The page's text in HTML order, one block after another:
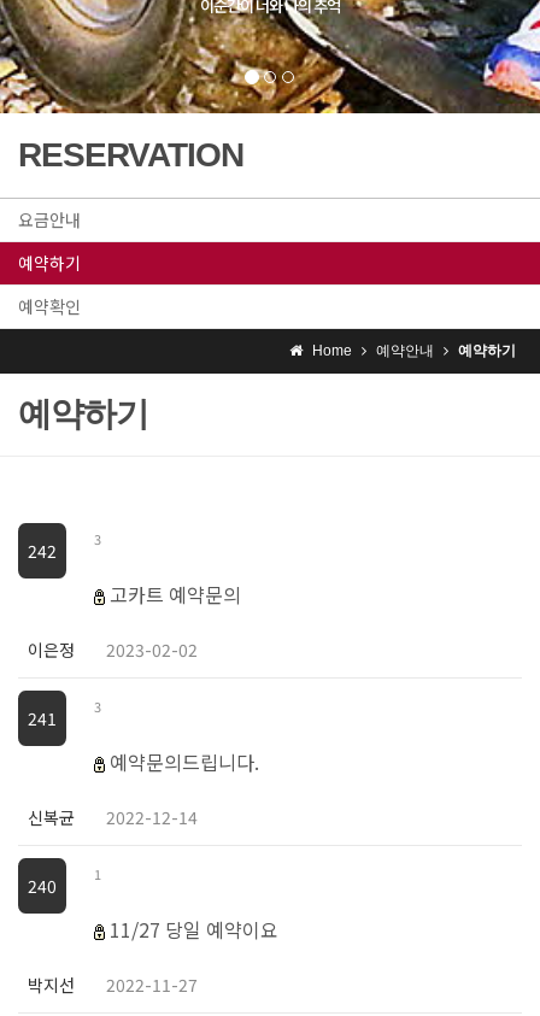
RESERVATION
요금안내
예약하기
예약확인
Home 예약안내 예약하기
예약하기
3
242
고카트 예약문의
이은정 2023-02-02
3
241
예약문의드립니다.
신복균 2022-12-14
1
240
11/27 당일 예약이요
박지선 2022-11-27